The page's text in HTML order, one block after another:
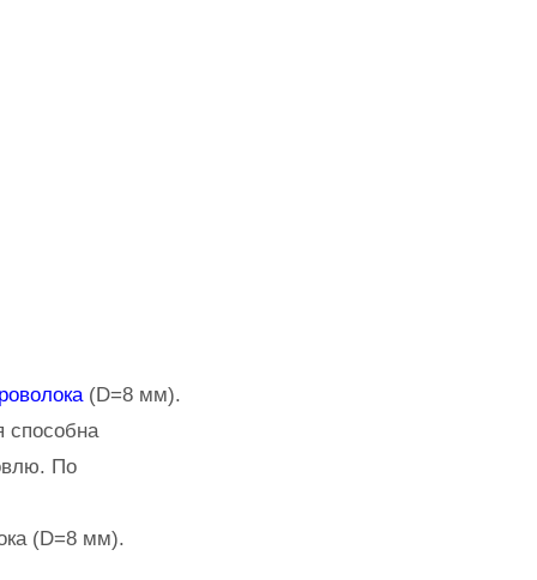
(D=8 мм).
способна
По
(D=8 мм).